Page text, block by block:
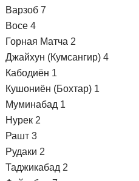
Варзоб 7
Восе 4
Горная Матча 2
Джайхун (Кумсангир) 4
Кабодиён 1
Кушониён (Бохтар) 1
Муминабад 1
Нурек 2
Рашт 3
Рудаки 2
Таджикабад 2